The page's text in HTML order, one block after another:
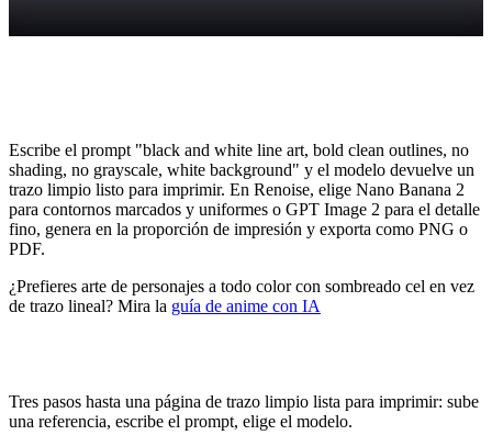
Escribe el prompt "black and white line art, bold clean outlines, no
shading, no grayscale, white background" y el modelo devuelve un
trazo limpio listo para imprimir. En Renoise, elige Nano Banana 2
para contornos marcados y uniformes o GPT Image 2 para el detalle
fino, genera en la proporción de impresión y exporta como PNG o
PDF.
¿Prefieres arte de personajes a todo color con sombreado cel en vez
de trazo lineal? Mira la guía de anime con IA
Tres pasos hasta una página de trazo limpio lista para imprimir: sube
una referencia, escribe el prompt, elige el modelo.